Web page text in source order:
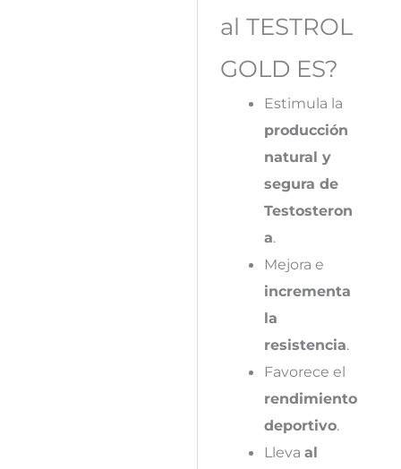
al TESTROL
GOLD ES?
Estimula la
producción
natural y
segura de
Testosteron
a.
Mejora e
incrementa
la
resistencia.
Favorece el
rendimiento
deportivo.
Lleva al